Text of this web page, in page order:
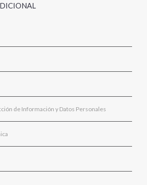
de Información y Datos Personales